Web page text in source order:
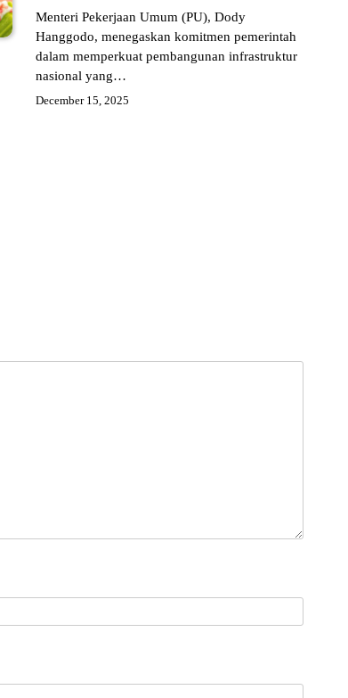
Menteri Pekerjaan Umum (PU), Dody
Hanggodo, menegaskan komitmen pemerintah
dalam memperkuat pembangunan infrastruktur
nasional yang…
December 15, 2025